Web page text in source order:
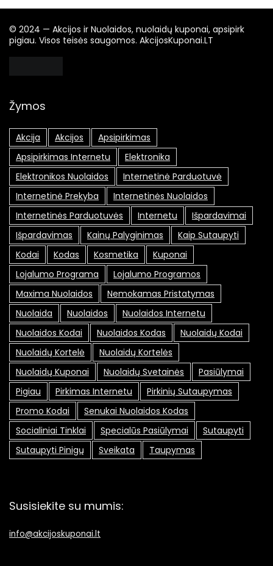
© 2024 — Akcijos ir Nuolaidos, nuolaidų kuponai, apsipirk
pigiau. Visos teisės saugomos. AkcijosKuponai.LT
Žymos
Akcija Akcijos
Apsipirkimas
Apsipirkimas Internetu
Elektronika
Elektronikos Nuolaidos
Internetinė Parduotuvė
Internetinė Prekyba
Internetinės Nuolaidos
Internetinės Parduotuvės
Internetu
Išpardavimai
Išpardavimas
Kainų Palyginimas
Kaip Sutaupyti
Kodai
Kodas Kosmetika
Kuponai
Lojalumo Programa
Lojalumo Programos
Maxima Nuolaidos
Nemokamas Pristatymas
Nuolaida
Nuolaidos
Nuolaidos Internetu
Nuolaidos Kodai
Nuolaidos Kodas
Nuolaidų Kodai
Nuolaidų Kortelė
Nuolaidų Kortelės
Nuolaidų Kuponai
Nuolaidų Svetainės
Pasiūlymai
Pigiau
Pirkimas Internetu
Pirkinių Sutaupymas
Promo Kodai
Senukai Nuolaidos Kodas
Socialiniai Tinklai
Specialūs Pasiūlymai
Sutaupyti
Sutaupyti Pinigų
Sveikata Taupymas
Susisiekite su mumis:
info@akcijoskuponai.lt